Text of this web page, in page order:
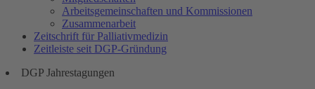
Arbeitsgemeinschaften und Kommissionen
Zusammenarbeit
Zeitschrift für Palliativmedizin
Zeitleiste seit DGP-Gründung
DGP Jahrestagungen